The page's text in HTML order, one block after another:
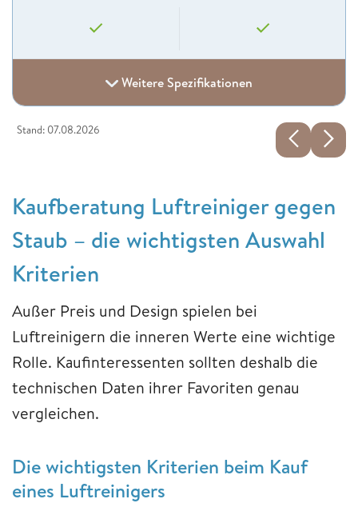
Weitere Spezifikationen
Stand: 07.08.2026
Kaufberatung Luftreiniger gegen
Staub – die wichtigsten Auswahl
Kriterien
Außer Preis und Design spielen bei
Luftreinigern die inneren Werte eine wichtige
Rolle. Kaufinteressenten sollten deshalb die
technischen Daten ihrer Favoriten genau
vergleichen.
Die wichtigsten Kriterien beim Kauf
eines Luftreinigers